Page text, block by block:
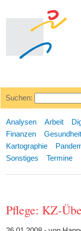
Suchen:
Analysen Arbeit
Finanzen
Gesundheit
Kartographie
Sonstiges
Termine
Pflege: KZ-